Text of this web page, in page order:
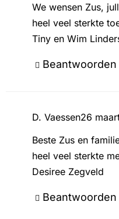
We wensen Zus,
heel veel sterkte
Tiny en Wim
Beantwoorden
D. Vaessen26
Beste Zus en
heel veel sterkte
Desiree Zegveld
Beantwoorden